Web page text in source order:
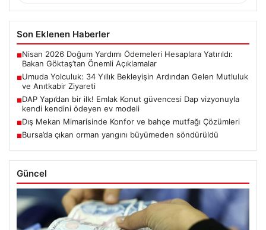
Son Eklenen Haberler
■Nisan 2026 Doğum Yardımı Ödemeleri Hesaplara Yatırıldı:
Bakan Göktaş’tan Önemli Açıklamalar
■Umuda Yolculuk: 34 Yıllık Bekleyişin Ardından Gelen Mutluluk
ve Anıtkabir Ziyareti
■DAP Yapı’dan bir ilk! Emlak Konut güvencesi Dap vizyonuyla
kendi kendini ödeyen ev modeli
■Dış Mekan Mimarisinde Konfor ve bahçe mutfağı Çözümleri
■Bursa’da çıkan orman yangını büyümeden söndürüldü
Güncel